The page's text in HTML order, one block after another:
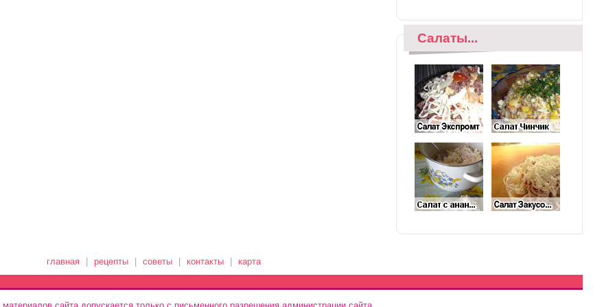
Салаты...
главная рецепты советы контакты карта